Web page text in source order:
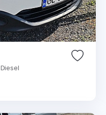
Diesel